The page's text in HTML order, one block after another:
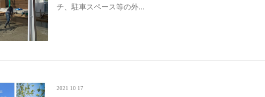
チ、駐車スペース等の外...
2021 10 17